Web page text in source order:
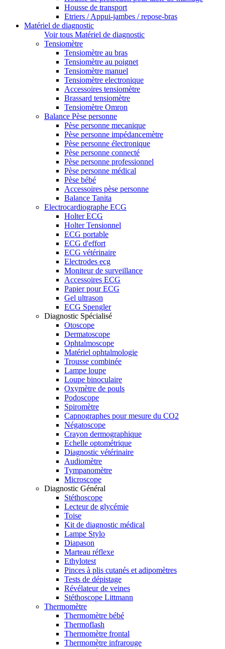
Housse de transport
Etriers / Appui-jambes / repose-bras
Matériel de diagnostic
Voir tous Matériel de diagnostic
Tensiomètre
Tensiomètre au bras
Tensiomètre au poignet
Tensiomètre manuel
Tensiomètre electronique
Accessoires tensiomètre
Brassard tensiomètre
Tensiomètre Omron
Balance Pèse personne
Pèse personne mecanique
Pèse personne impédancemètre
Pèse personne électronique
Pèse personne connecté
Pèse personne professionnel
Pèse personne médical
Pèse bébé
Accessoires pèse personne
Balance Tanita
Electrocardiographe ECG
Holter ECG
Holter Tensionnel
ECG portable
ECG d'effort
ECG vétérinaire
Electrodes ecg
Moniteur de surveillance
Accessoires ECG
Papier pour ECG
Gel ultrason
ECG Spengler
Diagnostic Spécialisé
Otoscope
Dermatoscope
Ophtalmoscope
Matériel ophtalmologie
Trousse combinée
Lampe loupe
Loupe binoculaire
Oxymètre de pouls
Podoscope
Spiromètre
Capnographes pour mesure du CO2
Négatoscope
Crayon dermographique
Echelle optométrique
Diagnostic vétérinaire
Audiomètre
Tympanomètre
Microscope
Diagnostic Général
Stéthoscope
Lecteur de glycémie
Toise
Kit de diagnostic médical
Lampe Stylo
Diapason
Marteau réflexe
Ethylotest
Pinces à plis cutanés et adipomètres
Tests de dépistage
Révélateur de veines
Stéthoscope Littmann
Thermomètre
Thermomètre bébé
Thermoflash
Thermomètre frontal
Thermomètre infrarouge